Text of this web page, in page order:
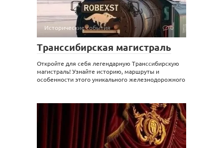
Исторические события 0
Транссибирская магистраль
Откройте для себя легендарную Транссибирскую
магистраль! Узнайте историю, маршруты и
особенности этого уникального железнодорожного